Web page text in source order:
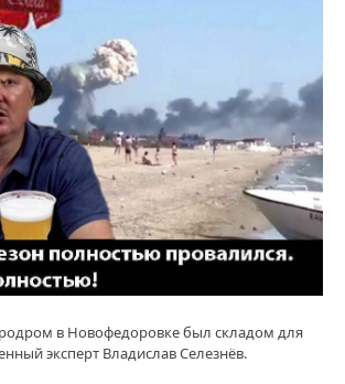
в Новофедоровке был складом для
эксперт Владислав Селезнёв.